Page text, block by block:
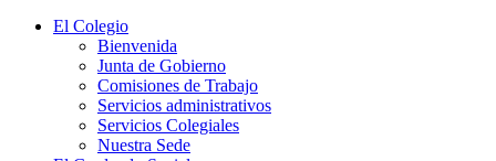
El Colegio
Bienvenida
Junta de Gobierno
Comisiones de Trabajo
Servicios administrativos
Servicios Colegiales
Nuestra Sede